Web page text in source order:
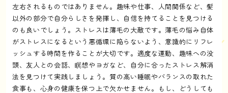
左右されるものではありません。趣味や仕事、人間関係など、髪
以外の部分で自分らしさを発揮し、自信を持てることを見つける
のも良いでしょう。ストレスは薄毛の大敵です。薄毛の悩み自体
がストレスになるという悪循環に陥らないよう、意識的にリフレ
ッシュする時間を作ることが大切です。適度な運動、趣味への没
頭、友人との会話、瞑想やヨガなど、自分に合ったストレス解消
法を見つけて実践しましょう。質の高い睡眠やバランスの取れた
食事も、心身の健康を保つ上で欠かせません。もし、どうしても